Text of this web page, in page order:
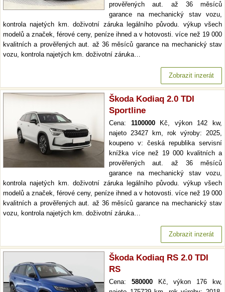
prověřených aut. až 36 měsíců
garance na mechanický stav vozu,
kontrola najetých km. doživotní záruka legálního původu. výkup všech
modelů a značek, férové ceny, peníze ihned a v hotovosti. více než 19 000
kvalitních a prověřených aut. až 36 měsíců garance na mechanický stav
vozu, kontrola najetých km. doživotní záruka…
Zobrazit inzerát
Škoda Kodiaq 2.0 TDI
Sportline
Cena: 1100000Kč, výkon 142 kw,
najeto 23427 km, rok výroby: 2025,
koupeno v: česká republika servisní
knížka více než 19 000 kvalitních a
prověřených aut. až 36 měsíců
garance na mechanický stav vozu,
kontrola najetých km. doživotní záruka legálního původu. výkup všech
modelů a značek, férové ceny, peníze ihned a v hotovosti. více než 19 000
kvalitních a prověřených aut. až 36 měsíců garance na mechanický stav
vozu, kontrola najetých km. doživotní záruka…
Zobrazit inzerát
Škoda Kodiaq RS 2.0 TDI
RS
Cena: 580000Kč, výkon 176 kw,